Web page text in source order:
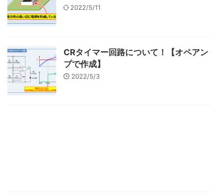
2022/5/11
CRタイマー回路について！【オペアン
プで作成】
2022/5/3